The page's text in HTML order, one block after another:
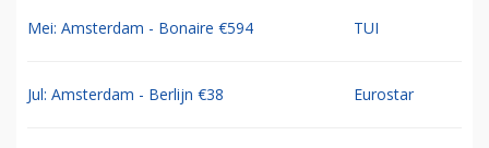
Mei: Amsterdam - Bonaire €594 TUI
Jul: Amsterdam - Berlijn €38 Eurostar